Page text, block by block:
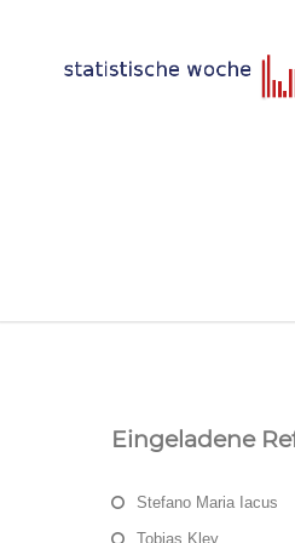
Eingeladene
Stefano Maria Iacus
Tobias Kley